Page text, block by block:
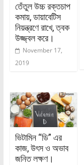
তেঁতুল উচ্চ রক্তচাপ
কমায়, ডায়াবেটিস
নিয়ন্ত্রণে রাখে, ত্বক
উজ্জ্বল করে।
November 17,
2019
ভিটামিন “ডি” এর
কাজ, উৎস ও অভাব
জনিত লক্ষণ।